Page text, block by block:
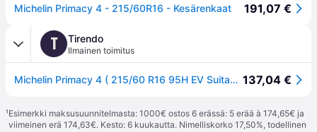
Michelin Primacy 4 - 215/60R16 - Kesärenkaat 191,07 €
T Tirendo
Ilmainen toimitus
Michelin Primacy 4 ( 215/60 R16 95H EV Suitable ) 137,04 €
¹Esimerkki maksusuunnitelmasta: 1000€ ostos 6 erässä: 5 erää à 174,65€ ja
viimeinen erä 174,63€. Kesto: 6 kuukautta. Nimelliskorko 17,50%, todellinen